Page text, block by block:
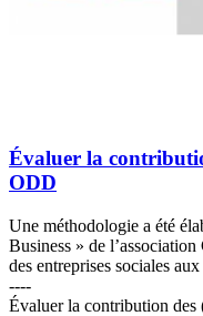
Évaluer la
ODD
Une méthodologie a été
Business » de
des entreprises sociales
----
Évaluer la contribution